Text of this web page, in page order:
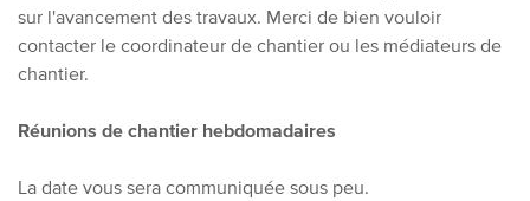
sur l'avancement des travaux. Merci de bien vouloir
contacter le coordinateur de chantier ou les médiateurs de
chantier.
Réunions de chantier hebdomadaires
La date vous sera communiquée sous peu.